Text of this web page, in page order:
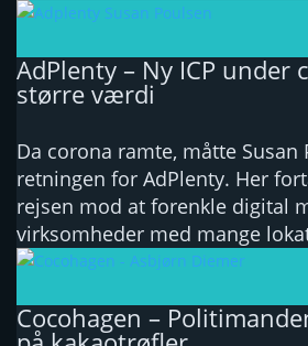
AdPlenty – Ny ICP under
større værdi
Da corona ramte, måtte Susan
retningen for AdPlenty. Her
rejsen mod at forenkle digital
virksomheder med mange
Cocohagen –